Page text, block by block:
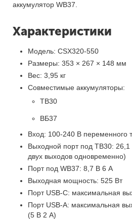
аккумулятор WB37.
Характеристики
Модель: CSX320-550
Размеры: 353 × 267 × 148 мм
Вес: 3,95 кг
Совместимые аккумуляторы:
TB30
ВБ37
Вход: 100-240 В переменного
Выходной порт под TB30:
двух выходов одновременно)
Порт под WB37: 8,7 В 6 A
Выходная мощность: 525 Вт
Порт USB-C: максимальная
Порт USB-A: максимальная
(5 В 2 A)